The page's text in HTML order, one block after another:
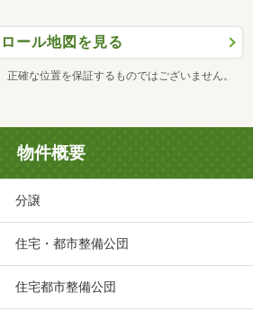
ール地図を見る
確な位置を保証するものではございません。
物件概要
分譲
住宅・都市整備公団
住宅都市整備公団